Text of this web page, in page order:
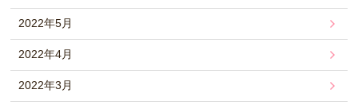
2022年5月
2022年4月
2022年3月